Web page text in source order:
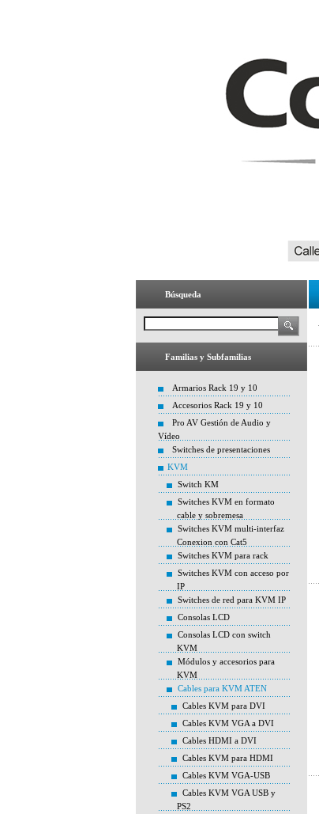
Búsqueda
Familias y Subfamilias
Armarios Rack 19 y 10
Accesorios Rack 19 y 10
Pro AV Gestión de Audio y
Vídeo
Switches de presentaciones
KVM
Switch KM
Switches KVM en formato
cable y sobremesa
Switches KVM multi-interfaz
Conexion con Cat5
Switches KVM para rack
Switches KVM con acceso por
IP
Switches de red para KVM IP
Consolas LCD
Consolas LCD con switch
KVM
Módulos y accesorios para
KVM
Cables para KVM ATEN
Cables KVM para DVI
Cables KVM VGA a DVI
Cables HDMI a DVI
Cables KVM para HDMI
Cables KVM VGA-USB
Cables KVM VGA USB y
PS2